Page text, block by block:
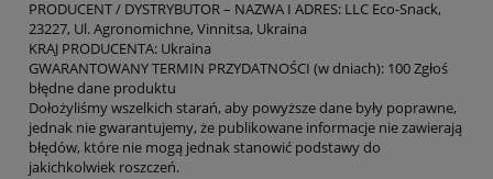
PRODUCENT / DYSTRYBUTOR – NAZWA I ADRES: LLC Eco-Snack,
23227, Ul. Agronomichne, Vinnitsa, Ukraina
KRAJ PRODUCENTA: Ukraina
GWARANTOWANY TERMIN PRZYDATNOŚCI (w dniach): 100 Zgłoś
błędne dane produktu
Dołożyliśmy wszelkich starań, aby powyższe dane były poprawne,
jednak nie gwarantujemy, że publikowane informacje nie zawierają
błędów, które nie mogą jednak stanowić podstawy do
jakichkolwiek roszczeń.